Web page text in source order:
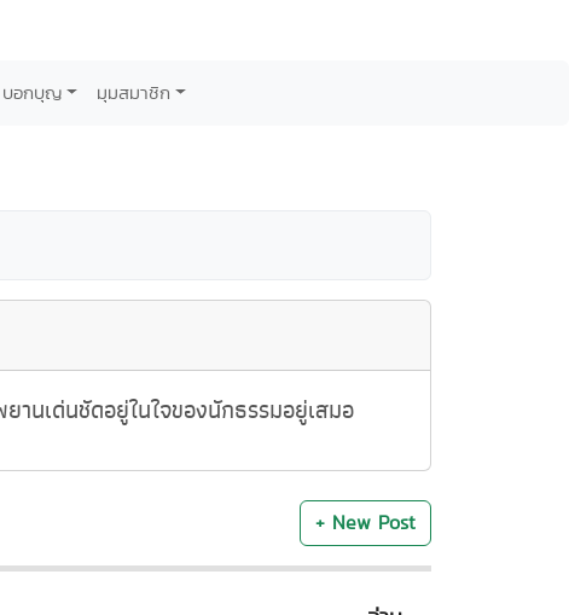
บอกบุญ มุมสมาชิก
านเด่นชัดอยู่ในใจของนักธรรมอยู่เสมอ
+ New Post